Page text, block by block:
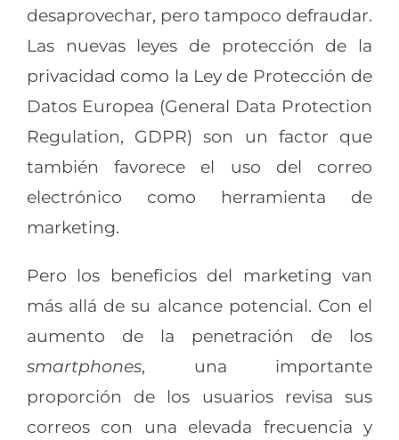
desaprovechar, pero tampoco defraudar.
Las nuevas leyes de protección de la
privacidad como la Ley de Protección de
Datos Europea (General Data Protection
Regulation, GDPR) son un factor que
también favorece el uso del correo
electrónico como herramienta de
marketing.
Pero los beneficios del marketing van
más allá de su alcance potencial. Con el
aumento de la penetración de los
smartphones, una importante
proporción de los usuarios revisa sus
correos con una elevada frecuencia y